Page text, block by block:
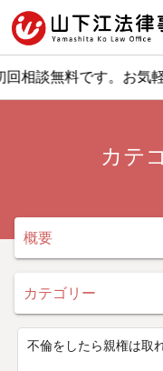
相談無料です。お気軽
カテ
不倫をしたら親権は取
概要
カテゴリー